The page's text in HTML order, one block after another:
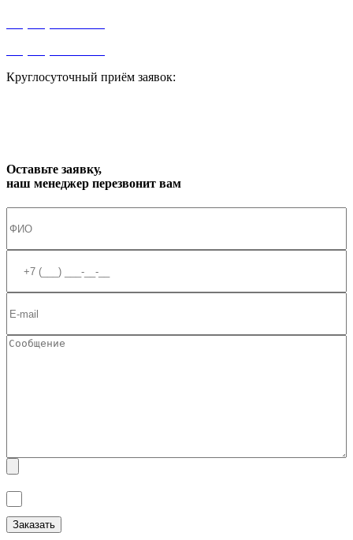
Круглосуточный приём заявок:
Оставьте заявку,
наш менеджер перезвонит вам